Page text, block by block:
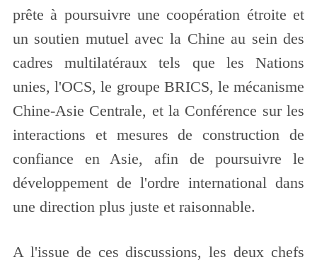
prête à poursuivre une coopération étroite et
un soutien mutuel avec la Chine au sein des
cadres multilatéraux tels que les Nations
unies, l'OCS, le groupe BRICS, le mécanisme
Chine-Asie Centrale, et la Conférence sur les
interactions et mesures de construction de
confiance en Asie, afin de poursuivre le
développement de l'ordre international dans
une direction plus juste et raisonnable.
A l'issue de ces discussions, les deux chefs